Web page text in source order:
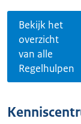
Bekijk het
overzicht
van alle
Regelhulpen